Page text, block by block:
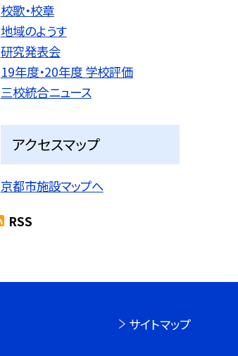
校歌・校章
地域のようす
研究発表会
19年度・20年度 学校評価
三校統合ニュース
アクセスマップ
京都市施設マップへ
RSS
サイトマップ